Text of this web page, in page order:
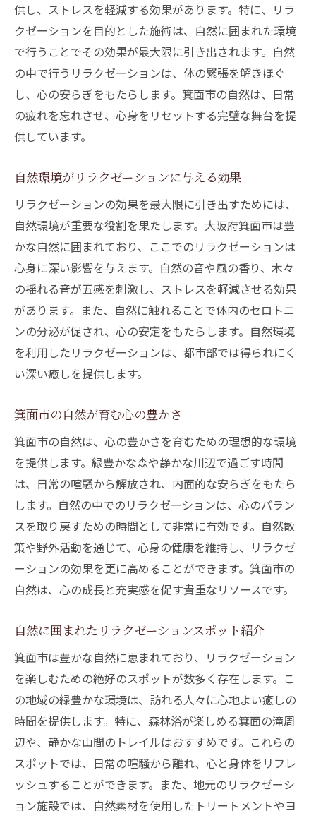
供し、ストレスを軽減する効果があります。特に、リラ
クゼーションを目的とした施術は、自然に囲まれた環境
で行うことでその効果が最大限に引き出されます。自然
の中で行うリラクゼーションは、体の緊張を解きほぐ
し、心の安らぎをもたらします。箕面市の自然は、日常
の疲れを忘れさせ、心身をリセットする完璧な舞台を提
供しています。
自然環境がリラクゼーションに与える効果
リラクゼーションの効果を最大限に引き出すためには、
自然環境が重要な役割を果たします。大阪府箕面市は豊
かな自然に囲まれており、ここでのリラクゼーションは
心身に深い影響を与えます。自然の音や風の香り、木々
の揺れる音が五感を刺激し、ストレスを軽減させる効果
があります。また、自然に触れることで体内のセロトニ
ンの分泌が促され、心の安定をもたらします。自然環境
を利用したリラクゼーションは、都市部では得られにく
い深い癒しを提供します。
箕面市の自然が育む心の豊かさ
箕面市の自然は、心の豊かさを育むための理想的な環境
を提供します。緑豊かな森や静かな川辺で過ごす時間
は、日常の喧騒から解放され、内面的な安らぎをもたら
します。自然の中でのリラクゼーションは、心のバラン
スを取り戻すための時間として非常に有効です。自然散
策や野外活動を通じて、心身の健康を維持し、リラクゼ
ーションの効果を更に高めることができます。箕面市の
自然は、心の成長と充実感を促す貴重なリソースです。
自然に囲まれたリラクゼーションスポット紹介
箕面市は豊かな自然に恵まれており、リラクゼーション
を楽しむための絶好のスポットが数多く存在します。こ
の地域の緑豊かな環境は、訪れる人々に心地よい癒しの
時間を提供します。特に、森林浴が楽しめる箕面の滝周
辺や、静かな山間のトレイルはおすすめです。これらの
スポットでは、日常の喧騒から離れ、心と身体をリフレ
ッシュすることができます。また、地元のリラクゼーシ
ョン施設では、自然素材を使用したトリートメントやヨ